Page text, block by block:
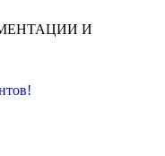
И